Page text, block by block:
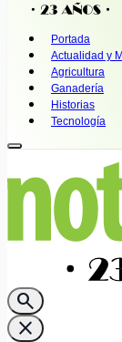
Portada
Actualidad y
Agricultura
Ganadería
Historias
Tecnología
search
close